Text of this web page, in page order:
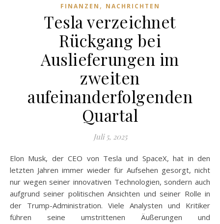
FINANZEN , NACHRICHTEN
Tesla verzeichnet
Rückgang bei
Auslieferungen im
zweiten
aufeinanderfolgenden
Quartal
Juli 5, 2025
Elon Musk, der CEO von Tesla und SpaceX, hat in den
letzten Jahren immer wieder für Aufsehen gesorgt, nicht
nur wegen seiner innovativen Technologien, sondern auch
aufgrund seiner politischen Ansichten und seiner Rolle in
der Trump-Administration. Viele Analysten und Kritiker
führen seine umstrittenen Äußerungen und